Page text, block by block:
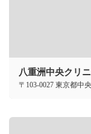
八重洲中央クリ
〒103-0027 東京都中